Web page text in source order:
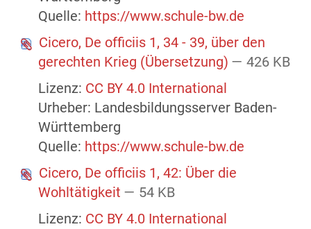
Quelle: https://www.schule-bw.de
Cicero, De officiis 1, 34 - 39, über den
gerechten Krieg (Übersetzung) — 426 KB
Lizenz: CC BY 4.0 International
Urheber: Landesbildungsserver Baden-
Württemberg
Quelle: https://www.schule-bw.de
Cicero, De officiis 1, 42: Über die
Wohltätigkeit — 54 KB
Lizenz: CC BY 4.0 International